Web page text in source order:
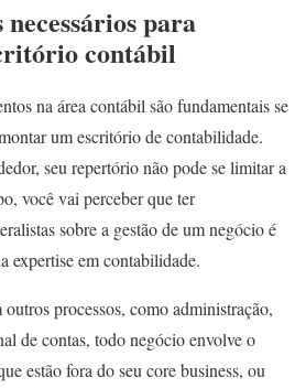
para
contábil
na área contábil são fundamentais se
um escritório de contabilidade.
seu repertório não pode se limitar a
você vai perceber que ter
sobre a gestão de um negócio é
expertise em contabilidade.
processos, como administração,
de contas, todo negócio envolve o
estão fora do seu core business, ou